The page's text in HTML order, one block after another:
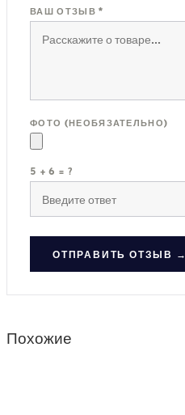
ВАШ ОТЗЫВ *
ФОТО (НЕОБЯЗАТЕЛЬНО)
5 + 6 = ?
ОТПРАВИТЬ ОТЗЫВ →
Похожие